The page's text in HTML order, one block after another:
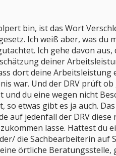
bin, ist das Wort
Ich weiß aber, was du
Ich gehe davon
deiner
dort deine
war. Und der DRV prüft
du eine wegen nicht
etwas gibt es ja auch.
auf jedenfall der DRV
lasse. Hattest du
die Sachbearbeiterin
örtliche Beratungsstelle,